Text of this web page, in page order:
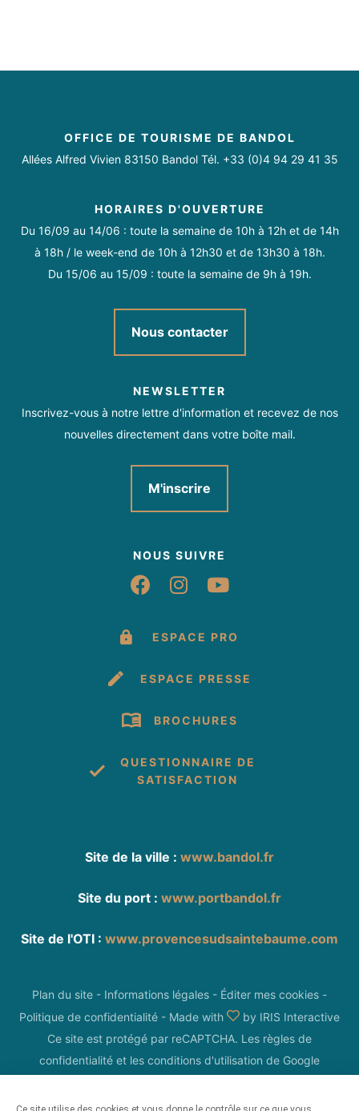
OFFICE DE TOURISME DE BANDOL
Allées Alfred Vivien 83150 Bandol Tél. +33 (0)4 94 29 41 35
HORAIRES D'OUVERTURE
Du 16/09 au 14/06 : toute la semaine de 10h à 12h et de 14h
à 18h / le week-end de 10h à 12h30 et de 13h30 à 18h.
Du 15/06 au 15/09 : toute la semaine de 9h à 19h.
Nous contacter
NEWSLETTER
Inscrivez-vous à notre lettre d'information et recevez de nos
nouvelles directement dans votre boîte mail.
M'inscrire
NOUS SUIVRE
Suivez-nous sur
Suivez-nous sur
Suivez-nous
ESPACE PRO
ESPACE PRESSE
BROCHURES
QUESTIONNAIRE DE
SATISFACTION
Site de la ville : www.bandol.fr
Site du port : www.portbandol.fr
Site de l'OTI : www.provencesudsaintebaume.com
Plan du site - Informations légales - Éditer mes cookies -
Politique de confidentialité - Made with by IRIS Interactive
Ce site est protégé par reCAPTCHA. Les règles de
confidentialité et les conditions d'utilisation de Google